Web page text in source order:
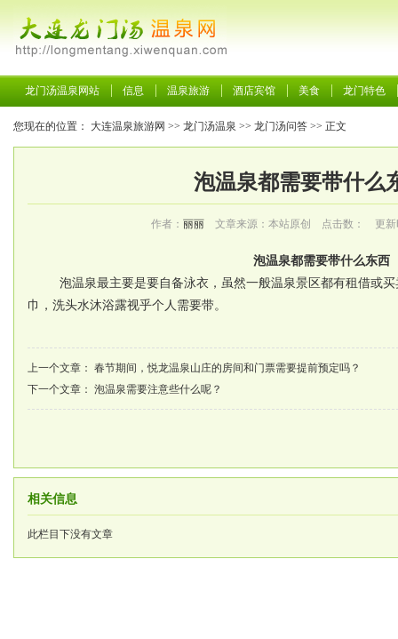
龙门汤温泉网站 信息 温泉旅游 酒店宾馆 美食 龙门特色
您现在的位置： 大连温泉旅游网 >> 龙门汤温泉 >> 龙门汤问答 >> 正文
泡温泉都需要带什么
作者： 丽丽 文章来源：本站原创 点击数： 更新
泡温泉都需要带什么东西
泡温泉最主要是要自备泳衣，虽然一般温泉景区都有租借或
巾，洗头水沐浴露视乎个人需要带。
上一个文章： 春节期间，悦龙温泉山庄的房间和门票需要提前预定吗？
下一个文章： 泡温泉需要注意些什么呢？
相关信息
此栏目下没有文章